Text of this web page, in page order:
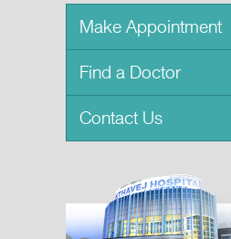
Make Appointment
Find a Doctor
Contact Us